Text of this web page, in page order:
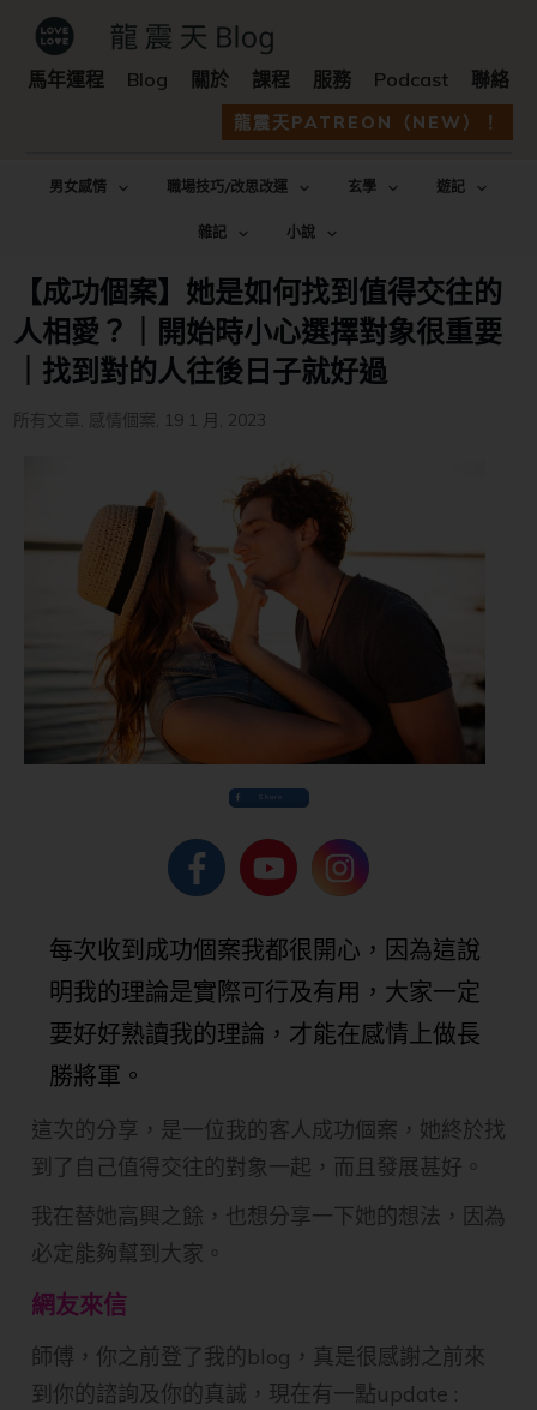
馬年運程 Blog 關於 課程 服務 Podcast 聯絡
龍震天PATREON（NEW）！
男女感情 職場技巧/改思改運 玄學
遊記
雜記
小說
【成功個案】她是如何找到值得交往的
人相愛？｜開始時小心選擇對象很重要
｜找到對的人往後日子就好過
所有文章 , 感情個案, 19 1 月, 2023
Share
每次收到成功個案我都很開心，因為這說
明我的理論是實際可行及有用，大家一定
要好好熟讀我的理論，才能在感情上做長
勝將軍。
這次的分享，是一位我的客人成功個案，她終於找
到了自己值得交往的對象一起，而且發展甚好。
我在替她高興之餘，也想分享一下她的想法，因為
必定能夠幫到大家。
網友來信
師傅，你之前登了我的blog，真是很感謝之前來
到你的諮詢及你的真誠，現在有一點update :